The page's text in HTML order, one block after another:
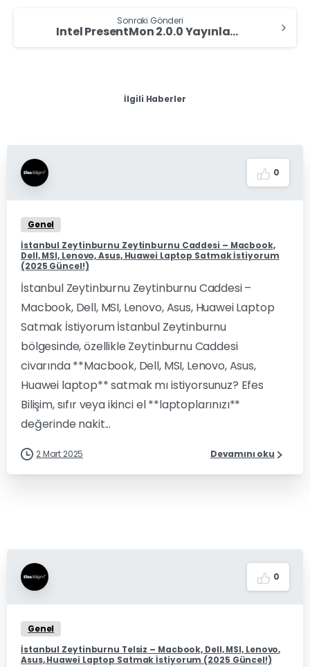
Sonraki Gönderi
Intel PresentMon 2.0.0 Yayınlandı
İlgili Haberler
0
Genel
İstanbul Zeytinburnu Zeytinburnu Caddesi – Macbook,
Dell, MSI, Lenovo, Asus, Huawei Laptop Satmak İstiyorum
(2025 Güncel!)
İstanbul Zeytinburnu Zeytinburnu Caddesi –
Macbook, Dell, MSI, Lenovo, Asus, Huawei Laptop
Satmak İstiyorum İstanbul Zeytinburnu
bölgesinde, özellikle Zeytinburnu Caddesi
civarında **Macbook, Dell, MSI, Lenovo, Asus,
Huawei laptop** satmak mı istiyorsunuz? Efes
Bilişim, sıfır veya ikinci el **laptoplarınızı**
değerinde nakit...
2 Mart 2025 Devamını oku
0
Genel
İstanbul Zeytinburnu Telsiz – Macbook, Dell, MSI, Lenovo,
Asus, Huawei Laptop Satmak İstiyorum (2025 Güncel!)